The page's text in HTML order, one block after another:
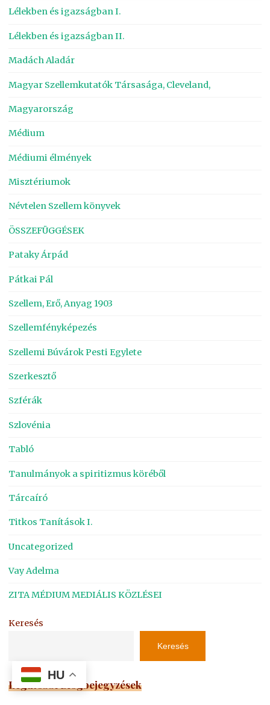
Lélekben és igazságban I.
Lélekben és igazságban II.
Madách Aladár
Magyar Szellemkutatók Társasága, Cleveland,
Magyarország
Médium
Médiumi élmények
Misztériumok
Névtelen Szellem könyvek
ÖSSZEFÜGGÉSEK
Pataky Árpád
Pátkai Pál
Szellem, Erő, Anyag 1903
Szellemfényképezés
Szellemi Búvárok Pesti Egylete
Szerkesztő
Szférák
Szlovénia
Tabló
Tanulmányok a spiritizmus köréből
Tárcaíró
Titkos Tanítások I.
Uncategorized
Vay Adelma
ZITA MÉDIUM MEDIÁLIS KÖZLÉSEI
Keresés
Keresés
Legutóbbi Blogbejegyzések
HU